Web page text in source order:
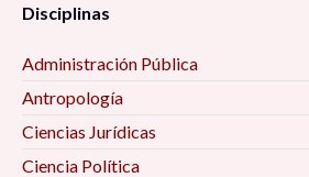
Disciplinas
Administración Pública
Antropología
Ciencias Jurídicas
Ciencia Política